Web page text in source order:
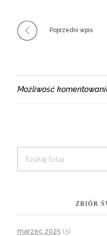
Poprzedni wpis
Możliwość
ZBIÓR
marzec 2025 (5)